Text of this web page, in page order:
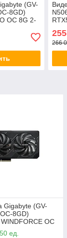
(GV-
8GD)
OC 8G 2-
266
Gigabyte (GV-
8GD)
OC
TOP
ед.